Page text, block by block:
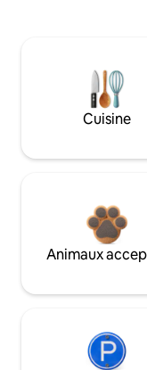
Cuisine
Animaux